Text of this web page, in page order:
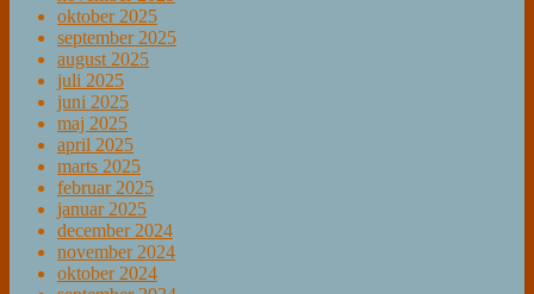
oktober 2025
september 2025
august 2025
juli 2025
juni 2025
maj 2025
april 2025
marts 2025
februar 2025
januar 2025
december 2024
november 2024
oktober 2024